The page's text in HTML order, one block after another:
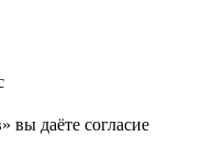
вы даёте согласие